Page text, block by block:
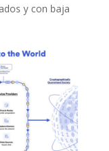
y con baja